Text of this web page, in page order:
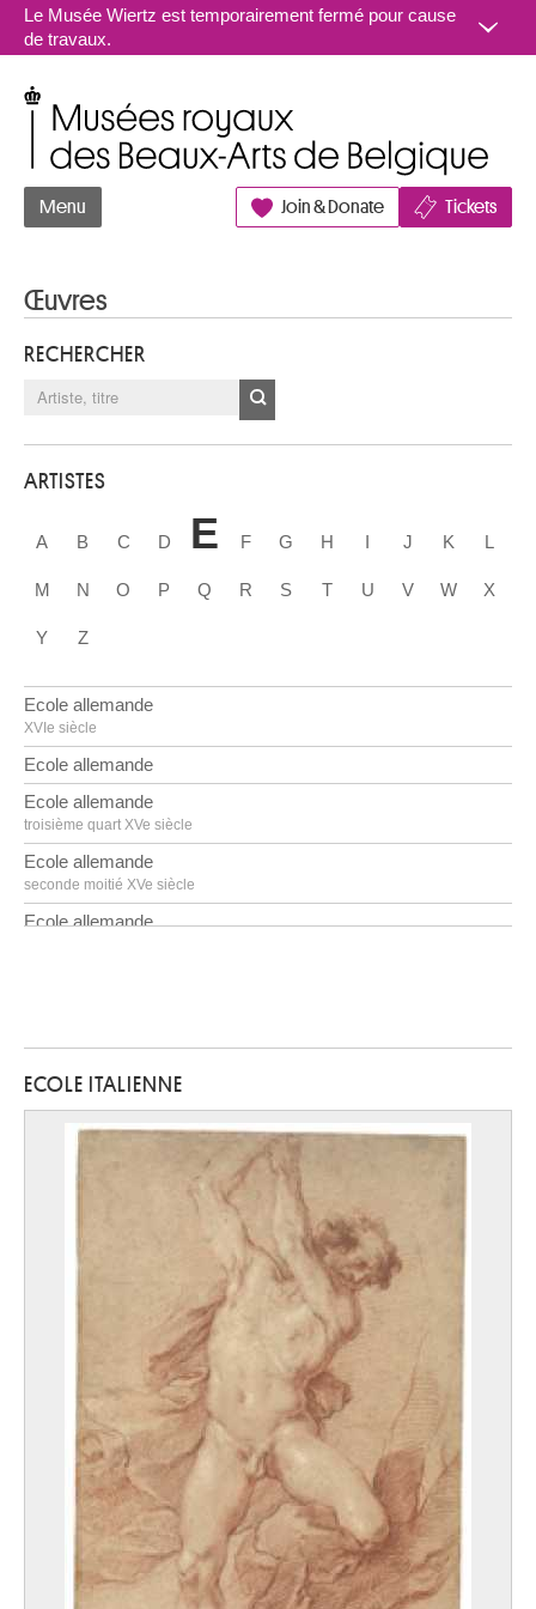
Aller au contenu
Le Musée Wiertz est temporairement fermé pour cause
de travaux.
Menu Join & Donate Tickets
Œuvres
RECHERCHER
ARTISTES
A B C D E F G H I J K L
M N O P Q R S T U V W X
Y Z
Ecole allemande
XVIe siècle
Ecole allemande
Ecole allemande
troisième quart XVe siècle
Ecole allemande
seconde moitié XVe siècle
Ecole allemande
milieu XVIe siècle
quatrième quart XVIe siècle
Ecole allemande, Allemagne méridionale
Ecole allemande, Rhin Moyen
Ecole anglaise
Ecole anglaise
XVIIe siècle
Ecole autrichienne
quatrième quart XVIIIe siècle
Ecole autrichienne
premier quart XVIIIe siècle
Ecole autrichienne
ECOLE ITALIENNE